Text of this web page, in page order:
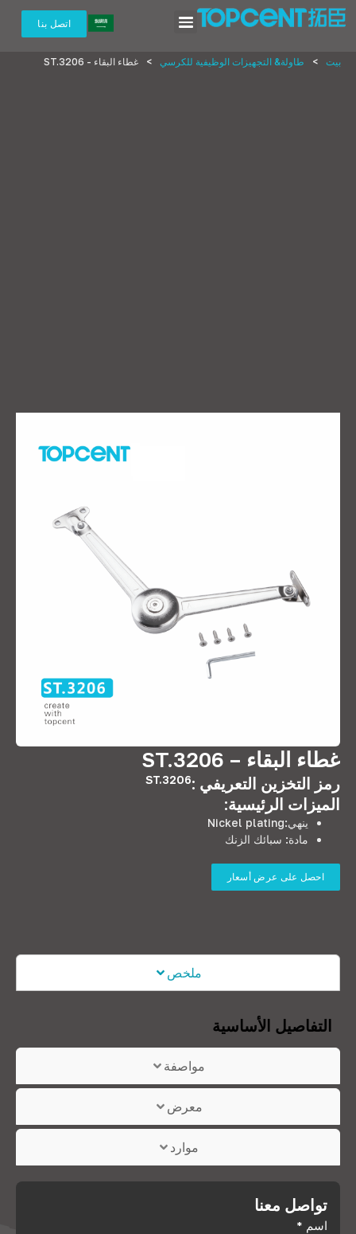
اتصل بنا
بيت > طاولة& التجهيزات الوظيفية للكرسي > غطاء البقاء - ST.3206
غطاء البقاء – ST.3206
رمز التخزين التعريفي :ST.3206
الميزات الرئيسية:
ينهي:Nickel plating
مادة: سبائك الزنك
احصل على عرض أسعار
ملخص
مواصفة
معرض
موارد
التفاصيل الأساسية
تواصل معنا
اسم *